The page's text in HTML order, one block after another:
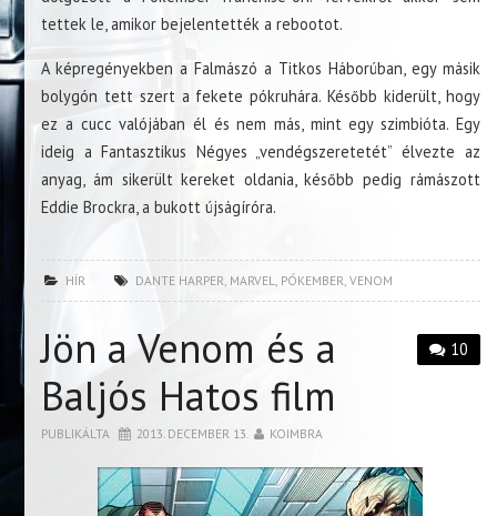
tettek le, amikor bejelentették a rebootot.
A képregényekben a Falmászó a Titkos Háborúban, egy másik
bolygón tett szert a fekete pókruhára. Később kiderült, hogy
ez a cucc valójában él és nem más, mint egy szimbióta. Egy
ideig a Fantasztikus Négyes „vendégszeretetét” élvezte az
anyag, ám sikerült kereket oldania, később pedig rámászott
Eddie Brockra, a bukott újságíróra.
HÍR DANTE HARPER, MARVEL, PÓKEMBER,VENOM
10
Jön a Venom és a
Baljós Hatos film
PUBLIKÁLTA 2013. DECEMBER 13. KOIMBRA